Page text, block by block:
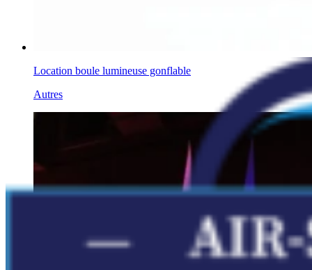
Location boule lumineuse gonflable
Autres